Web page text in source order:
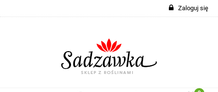
Zaloguj się